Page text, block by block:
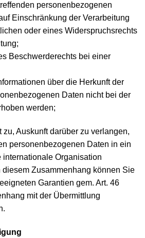
personenbezogenen
Einschränkung der Verarbeitung
oder eines Widerspruchsrechts
Beschwerderechts bei einer
über die Herkunft der
Daten nicht bei der
werden;
zu, Auskunft darüber zu verlangen,
personenbezogenen Daten in ein
internationale Organisation
diesem Zusammenhang können Sie
Garantien gem. Art. 46
mit der Übermittlung